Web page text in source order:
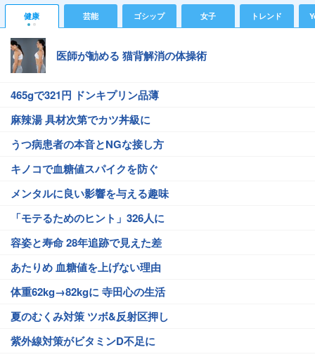
健康 芸能 ゴシップ 女子 トレンド
医師が勧める 猫背解消の体操術
465gで321円 ドンキプリン品薄
麻辣湯 具材次第でカツ丼級に
うつ病患者の本音とNGな接し方
キノコで血糖値スパイクを防ぐ
メンタルに良い影響を与える趣味
「モテるためのヒント」326人に
容姿と寿命 28年追跡で見えた差
あたりめ 血糖値を上げない理由
体重62kg→82kgに 寺田心の生活
夏のむくみ対策 ツボ&反射区押し
紫外線対策がビタミンD不足に